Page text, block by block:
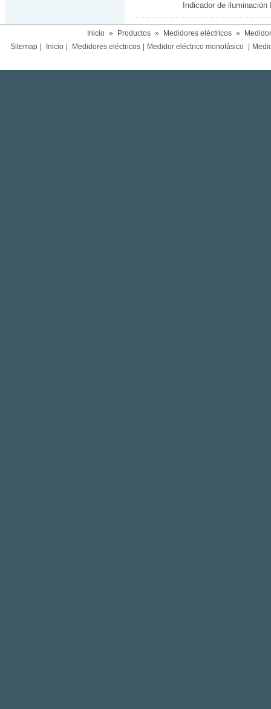
Indicador de
Inicio » Productos » Medidores eléctricos »
Sitemap
Inicio Medidores eléctricos Medidor eléctrico monofásico